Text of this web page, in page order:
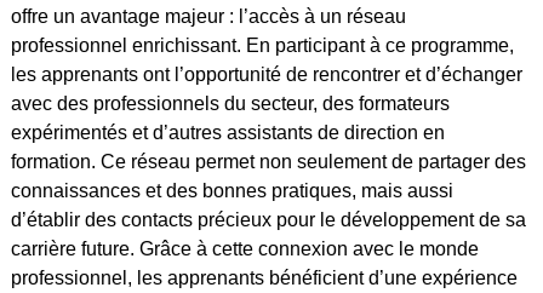
offre un avantage majeur : l’accès à un réseau
professionnel enrichissant. En participant à ce programme,
les apprenants ont l’opportunité de rencontrer et d’échanger
avec des professionnels du secteur, des formateurs
expérimentés et d’autres assistants de direction en
formation. Ce réseau permet non seulement de partager des
connaissances et des bonnes pratiques, mais aussi
d’établir des contacts précieux pour le développement de sa
carrière future. Grâce à cette connexion avec le monde
professionnel, les apprenants bénéficient d’une expérience